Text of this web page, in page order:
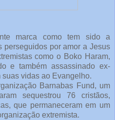
marca como tem sido a
perseguidos por amor a Jesus
como o Boko Haram,
e também assassinado ex-
vidas ao Evangelho.
Barnabas Fund, um
sequestrou 76 cristãos,
que permaneceram em um
extremista.